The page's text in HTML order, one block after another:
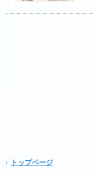
トップページ